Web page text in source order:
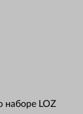
наборе LOZ